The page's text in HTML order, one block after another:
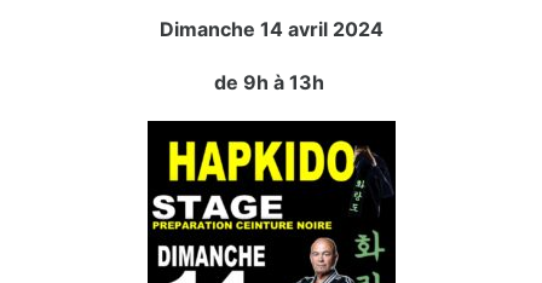
Dimanche 14 avril 2024
de 9h à 13h